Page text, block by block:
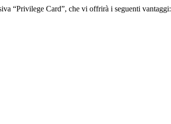
“Privilege Card”, che vi offrirà i seguenti vantaggi: